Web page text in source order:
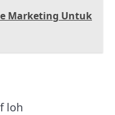
Marketing Untuk
loh